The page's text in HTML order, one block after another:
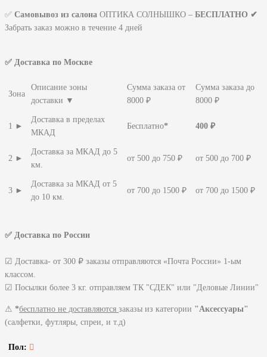
✅ Самовывоз из салона ОПТИКА СОЛНЫШКО – БЕСПЛАТНО ✔
Забрать заказ можно в течение 4 дней
✅ Доставка по Москве
Зона
Описание зоны
доставки ▼
Сумма заказа от
8000 ₽
Сумма заказа до
8000 ₽
1 ►
Доставка в пределах
МКАД
Бесплатно* 400 ₽
2 ►
Доставка за МКАД до 5
км.
от 500 до 750 ₽ от 500 до 700 ₽
3 ►
Доставка за МКАД от 5
до 10 км.
от 700 до 1500 ₽ от 700 до 1500 ₽
✅ Доставка по России
☑ Доставка- от 300 ₽ заказы отправляются «Почта России» 1-ым
классом.
☑ Посылки более 3 кг. отправляем ТК "СДЕК" или "Деловые Линии"
⚠ *бесплатно не доставляются заказы из категории "Аксессуары"
(салфетки, футляры, спреи, и т.д)
Пол: